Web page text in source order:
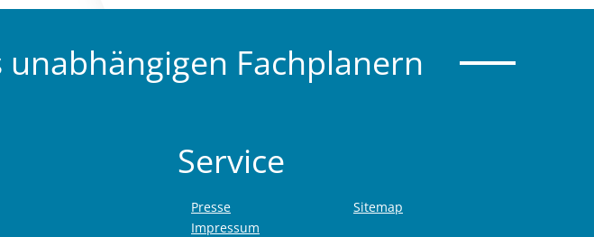
Fachplanern
Service
Presse
Impressum
Sitemap